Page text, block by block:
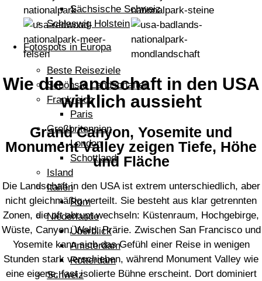
Sächsische Schweiz
Schleswig Holstein
Fotospots in Europa
Beste Reiseziele
Schönste Landschaften
Frankreich
Paris
Großbritannien
London
Schottland
Island
Italien
Rom
Niederlande
Überblick
Amsterdam
Rotterdam
Schweiz
Wie die Landschaft in den USA
wirklich aussieht
Grand Canyon, Yosemite und
Monument Valley zeigen Tiefe, Höhe
und Fläche
Die Landschaft in den USA ist extrem unterschiedlich, aber
nicht gleichmäßig verteilt. Sie besteht aus klar getrennten
Zonen, die oft abrupt wechseln: Küstenraum, Hochgebirge,
Wüste, Canyon, Wald, Prärie. Zwischen San Francisco und
Yosemite kann sich das Gefühl einer Reise in wenigen
Stunden stark verschieben, während Monument Valley wie
eine eigene, fast isolierte Bühne erscheint. Dort dominiert